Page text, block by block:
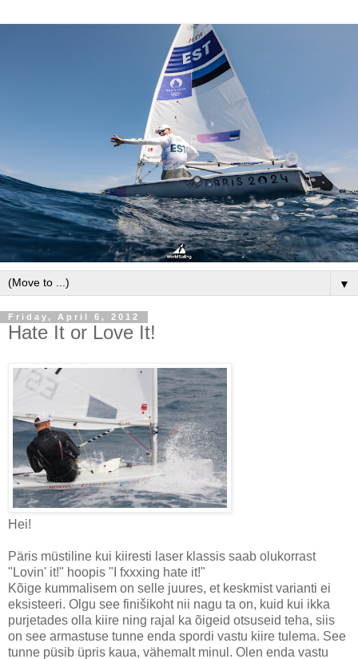
▼
Friday, April 6, 2012
Hate It or Love It!
Hei!
Päris müstiline kui kiiresti laser klassis saab olukorrast
"Lovin' it!" hoopis "I fxxxing hate it!"
Kõige kummalisem on selle juures, et keskmist varianti ei
eksisteeri. Olgu see finišikoht nii nagu ta on, kuid kui ikka
purjetades olla kiire ning rajal ka õigeid otsuseid teha, siis
on see armastuse tunne enda spordi vastu kiire tulema. See
tunne püsib üpris kaua, vähemalt minul. Olen enda vastu